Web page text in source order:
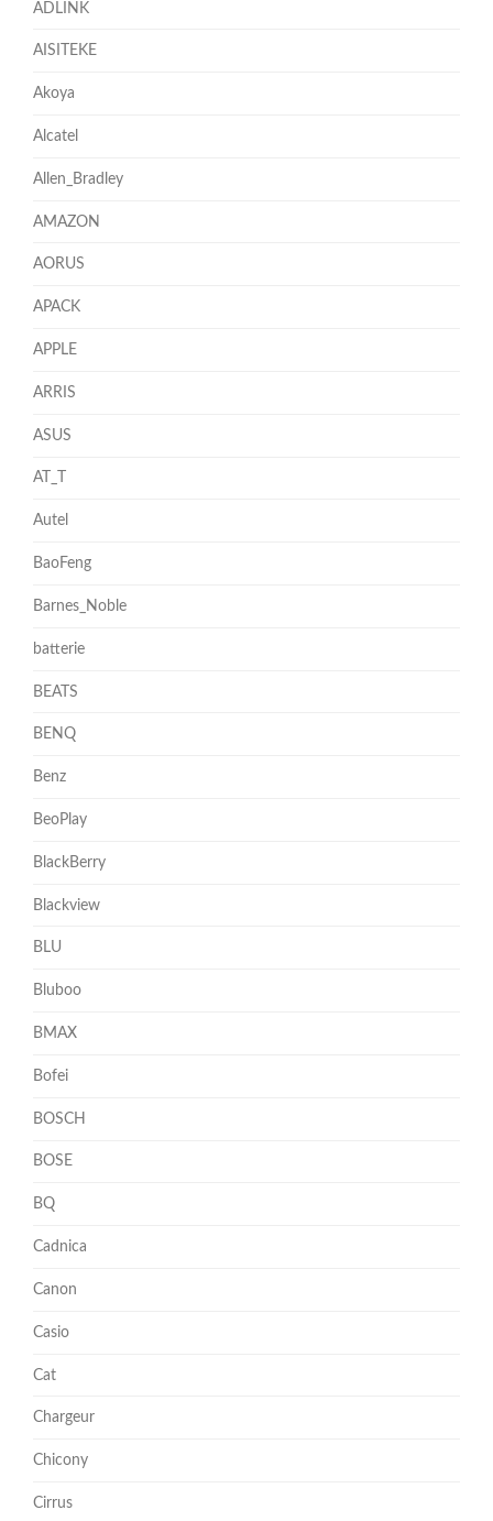
ADLINK
AISITEKE
Akoya
Alcatel
Allen_Bradley
AMAZON
AORUS
APACK
APPLE
ARRIS
ASUS
AT_T
Autel
BaoFeng
Barnes_Noble
batterie
BEATS
BENQ
Benz
BeoPlay
BlackBerry
Blackview
BLU
Bluboo
BMAX
Bofei
BOSCH
BOSE
BQ
Cadnica
Canon
Casio
Cat
Chargeur
Chicony
Cirrus